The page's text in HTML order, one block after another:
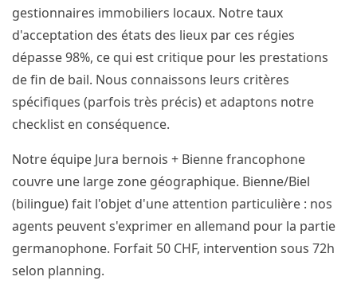
gestionnaires immobiliers locaux. Notre taux
d'acceptation des états des lieux par ces régies
dépasse 98%, ce qui est critique pour les prestations
de fin de bail. Nous connaissons leurs critères
spécifiques (parfois très précis) et adaptons notre
checklist en conséquence.
Notre équipe Jura bernois + Bienne francophone
couvre une large zone géographique. Bienne/Biel
(bilingue) fait l'objet d'une attention particulière : nos
agents peuvent s'exprimer en allemand pour la partie
germanophone. Forfait 50 CHF, intervention sous 72h
selon planning.